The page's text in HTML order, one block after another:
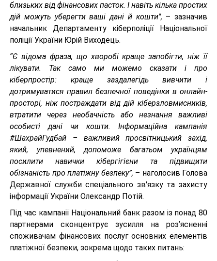
близьких від фінансових пасток. І навіть кілька простих
дій можуть уберегти ваші дані й кошти", – зазначив
начальник Департаменту кіберполіції Національної
поліції України Юрій Виходець.
“Є відома фраза, що хворобі краще запобігти, ніж її
лікувати. Так само ми можемо сказати і про
кіберпростір: краще заздалегідь вивчити і
дотримуватися правил безпечної поведінки в онлайн-
просторі, ніж постраждати від дій кіберзловмисників,
втратити через необачність або незнання важливі
особисті дані чи кошти. Інформаційна кампанія
#ШахрайГудбай – важливий просвітницький захід,
який, упевнений, допоможе багатьом українцям
посилити навички кібергігієни та підвищити
обізнаність про платіжну безпеку”, – наголосив Голова
Державної служби спеціального зв'язку та захисту
інформації України Олександр Потій.
Під час кампанії Національний банк разом із понад 80
партнерами сконцентрує зусилля на роз’ясненні
споживачам фінансових послуг основних елементів
платіжної безпеки, зокрема щодо таких питань: